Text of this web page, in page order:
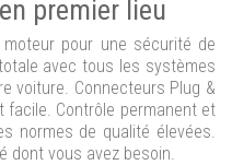
premier lieu
pour une sécurité de
avec tous les systèmes
voiture. Connecteurs Plug &
facile. Contrôle permanent et
normes de qualité élevées.
dont vous avez besoin.